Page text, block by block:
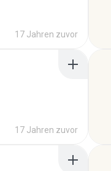
17 Jahren zuvor
17 Jahren zuvor